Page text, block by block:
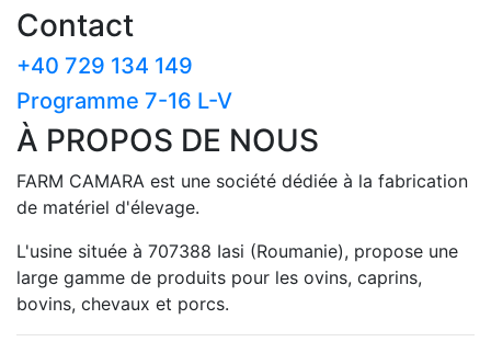
Contact
+40 729 134 149
Programme 7-16 L-V
À PROPOS DE NOUS
FARM CAMARA est une société dédiée à la fabrication
de matériel d'élevage.
L'usine située à 707388 Iasi (Roumanie), propose une
large gamme de produits pour les ovins, caprins,
bovins, chevaux et porcs.